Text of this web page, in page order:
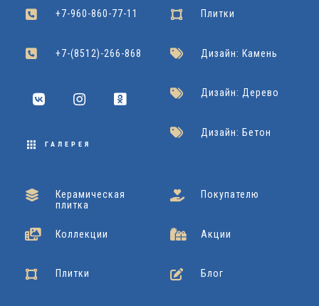
Grasaro
Подробнее2
x
0
+7-960-860-77-11
+7-(8512)-266-868
ГАЛЕРЕЯ
Плитки
Дизайн: Камень
Дизайн: Дерево
Дизайн: Бетон
Керамическая
плитка
Коллекции
Плитки
Покупателю
Акции
Блог